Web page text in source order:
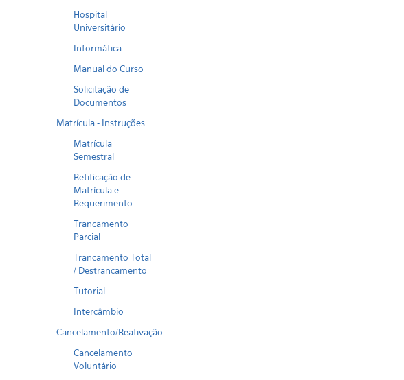
Hospital
Universitário
Informática
Manual do Curso
Solicitação de
Documentos
Matrícula - Instruções
Matrícula
Semestral
Retificação de
Matrícula e
Requerimento
Trancamento
Parcial
Trancamento Total
/ Destrancamento
Tutorial
Intercâmbio
Cancelamento/Reativação
Cancelamento
Voluntário